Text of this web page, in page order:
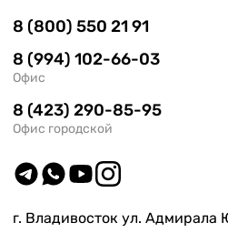
8 (800) 550 21 91
8 (994) 102-66-03
Офис
8 (423) 290-85-95
Офис городской
г. Владивосток ул. Адмирала